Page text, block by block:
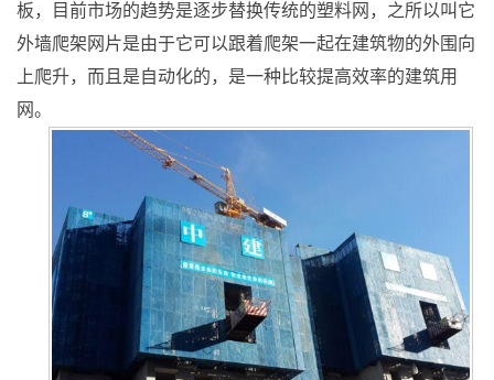
板，目前市场的趋势是逐步替换传统的塑料网，之所以叫它
外墙爬架网片是由于它可以跟着爬架一起在建筑物的外围向
上爬升，而且是自动化的，是一种比较提高效率的建筑用
网。